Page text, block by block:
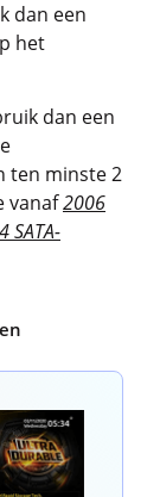
dan een
het
dan een
ten minste 2
vanaf2006
SATA-